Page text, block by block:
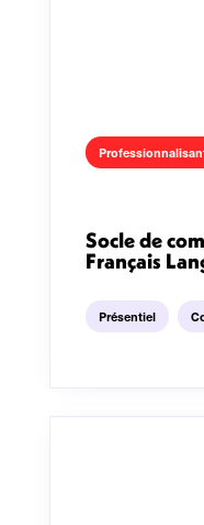
Socle de
Français
Présentiel